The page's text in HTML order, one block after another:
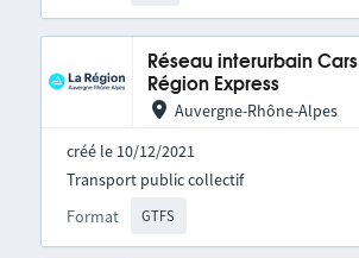
Réseau interurbain Cars
Région Express
Auvergne-Rhône-Alpes
créé le 10/12/2021
Format GTFS
Transport public collectif